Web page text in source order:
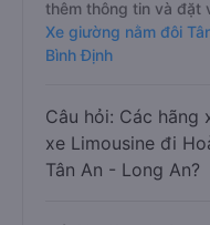
thêm thông tin và đặt
Xe giường nằm đôi
Bình Định
Câu hỏi: Các hãng
xe Limousine đi
Tân An - Long An?